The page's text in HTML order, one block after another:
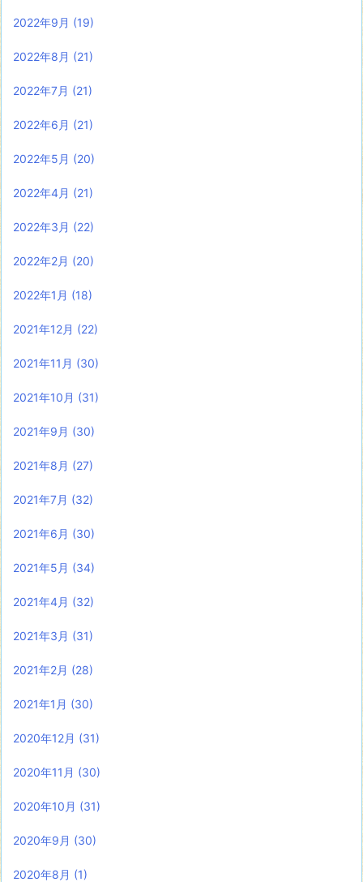
2022年9月 (19)
2022年8月 (21)
2022年7月 (21)
2022年6月 (21)
2022年5月 (20)
2022年4月 (21)
2022年3月 (22)
2022年2月 (20)
2022年1月 (18)
2021年12月 (22)
2021年11月 (30)
2021年10月 (31)
2021年9月 (30)
2021年8月 (27)
2021年7月 (32)
2021年6月 (30)
2021年5月 (34)
2021年4月 (32)
2021年3月 (31)
2021年2月 (28)
2021年1月 (30)
2020年12月 (31)
2020年11月 (30)
2020年10月 (31)
2020年9月 (30)
2020年8月 (1)